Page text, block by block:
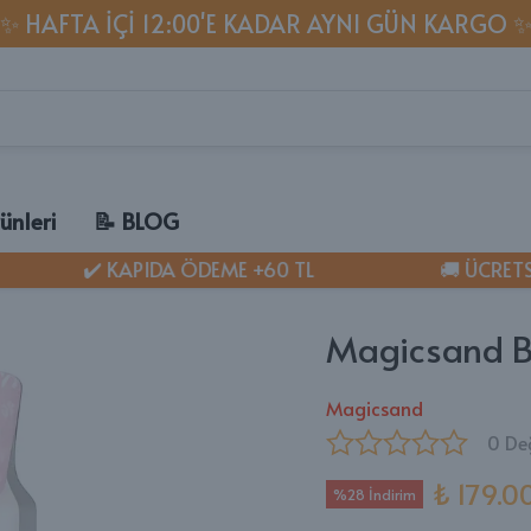
✨ HAFTA IÇI 12:00'E KADAR AYNI GÜN KARGO ✨
LİTTER
🐈
✔ 1
✔
✔
📝 BLOG
✔️ KAPIDA ÖDEME +60 TL 🚚
Magicsand
Magicsand
0
%28 İndirim ₺